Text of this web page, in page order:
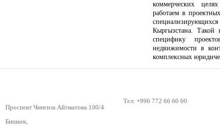
коммерческих
работаем в
Кыргызстана. Такой
специфику
недвижимости в
комплексных
Проспект Чингиза Айтматова 100/4
Бишкек,
Тел: +996 772 66 60 60